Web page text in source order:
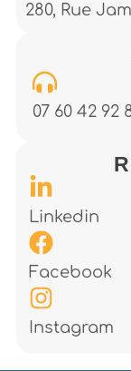
280, Rue
07 60 42 92
Linkedin
Facebook
Instagram